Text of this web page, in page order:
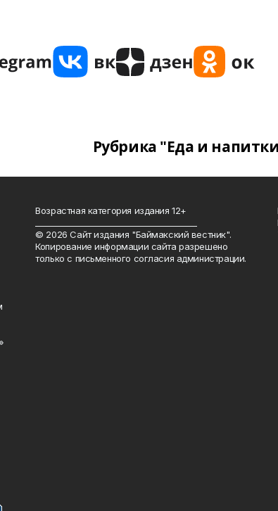
Рубрика "Еда и
Возрастная категория издания 12+
© 2026 Сайт издания "Баймакский вестник".
Копирование информации сайта разрешено
только с письменного согласия администрации.